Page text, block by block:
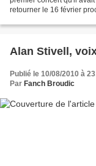
retourner le 16 février
Alan Stivell,
Publié le 10/08/2010 à
Par Fanch Broudic